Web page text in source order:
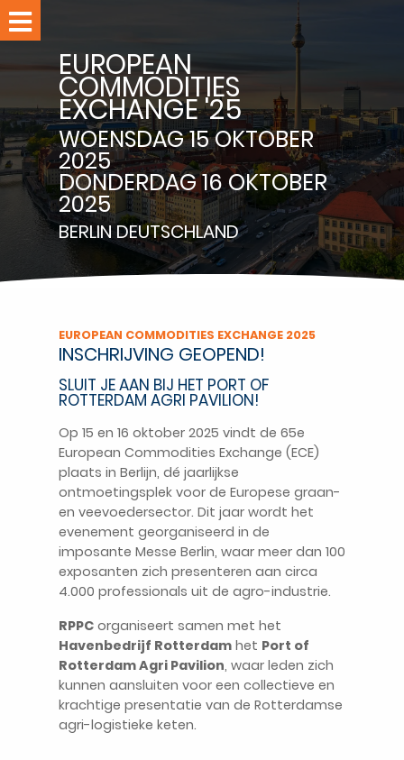
Home
Evenementen
Leden
Nieuws
RPPC-
studio
Over
RPPC
NL
EUROPEAN
COMMODITIES
EXCHANGE '25
WOENSDAG 15 OKTOBER
2025
DONDERDAG 16 OKTOBER
2025
BERLINDEUTSCHLAND
EUROPEAN COMMODITIES EXCHANGE 2025
INSCHRIJVING GEOPEND!
SLUIT JE AAN BIJ HET PORT OF
ROTTERDAM AGRI PAVILION!
Op 15 en 16 oktober 2025 vindt de 65e
European Commodities Exchange (ECE)
plaats in Berlijn, dé jaarlijkse
ontmoetingsplek voor de Europese graan-
en veevoedersector. Dit jaar wordt het
evenement georganiseerd in de
imposante Messe Berlin, waar meer dan 100
exposanten zich presenteren aan circa
4.000 professionals uit de agro-industrie.
RPPC organiseert samen met het
Havenbedrijf Rotterdam het Port of
Rotterdam Agri Pavilion, waar leden zich
kunnen aansluiten voor een collectieve en
krachtige presentatie van de Rotterdamse
agri-logistieke keten.